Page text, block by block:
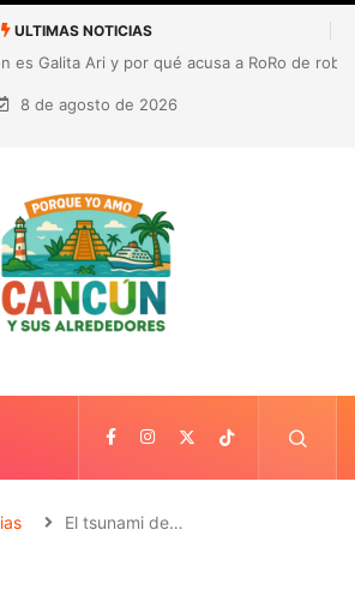
ULTIMAS NOTICIAS
por qué acusa a RoRo de robar contenido?
que sacude las redes sociales
8 de agosto de 2026
El tsunami de…